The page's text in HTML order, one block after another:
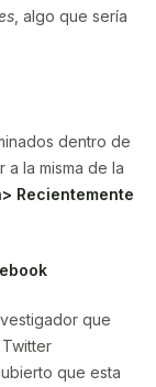
, algo que sería
dentro de
la misma de la
Recientemente
que
que esta